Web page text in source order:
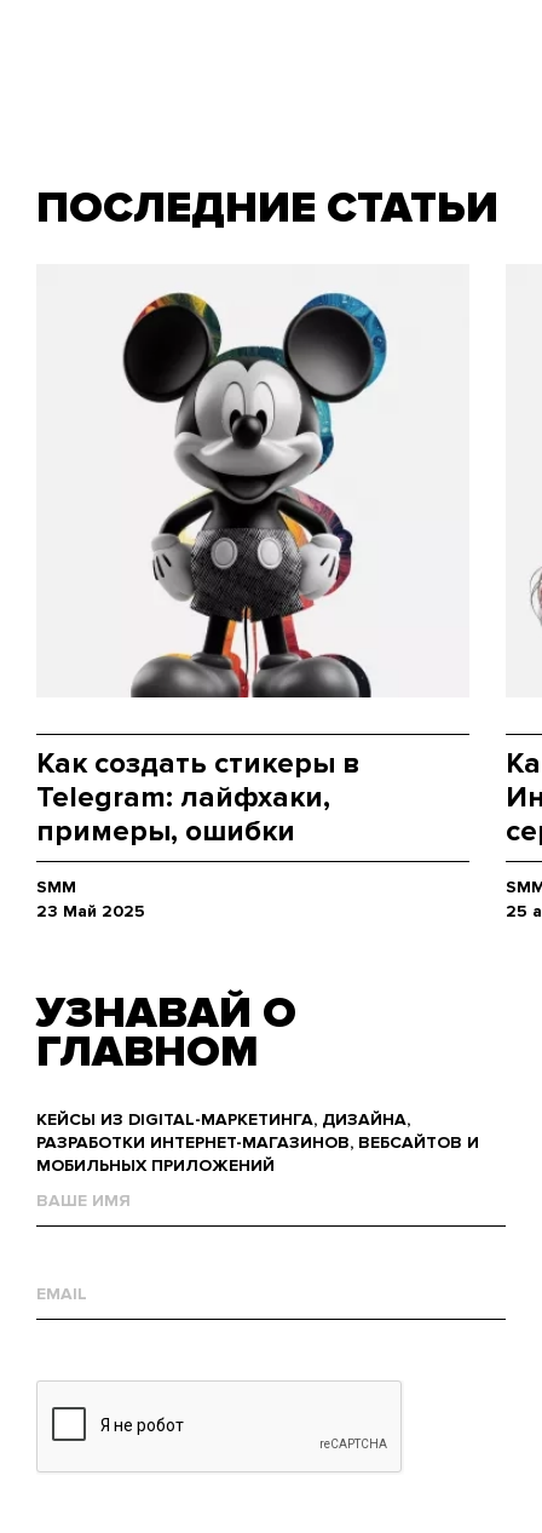
ПОСЛЕДНИЕ СТАТЬИ
Как создать стикеры в
Telegram: лайфхаки,
примеры, ошибки
SMM
23 Май 2025
25
УЗНАВАЙ О
ГЛАВНОМ
КЕЙСЫ ИЗ DIGITAL-МАРКЕТИНГА, ДИЗАЙНА,
РАЗРАБОТКИ ИНТЕРНЕТ-МАГАЗИНОВ, ВЕБСАЙТОВ И
МОБИЛЬНЫХ ПРИЛОЖЕНИЙ
mail